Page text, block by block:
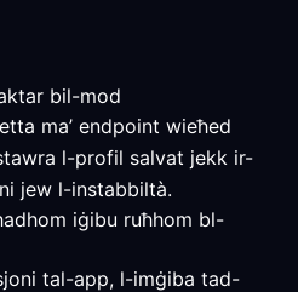
bil-mod
ma’ endpoint wieħed
l-profil salvat jekk ir-
jew l-instabbiltà.
iġibu ruħhom bl-
tal-app, l-imġiba tad-